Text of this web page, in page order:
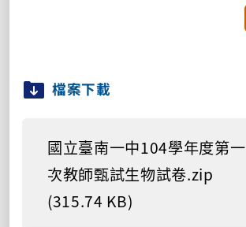
檔案下載
國立臺南一中104學年度第一
次教師甄試生物試卷.zip
(315.74 KB)